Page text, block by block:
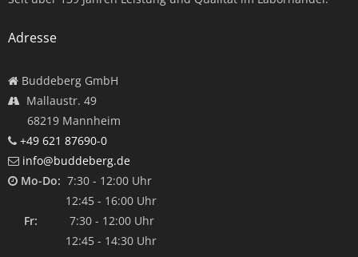
Adresse
Buddeberg GmbH
Mallaustr. 49
68219 Mannheim
+49 621 87690-0
info@buddeberg.de
Mo-Do: 7:30 - 12:00 Uhr
12:45 - 16:00 Uhr
Fr: 7:30 - 12:00 Uhr
12:45 - 14:30 Uhr